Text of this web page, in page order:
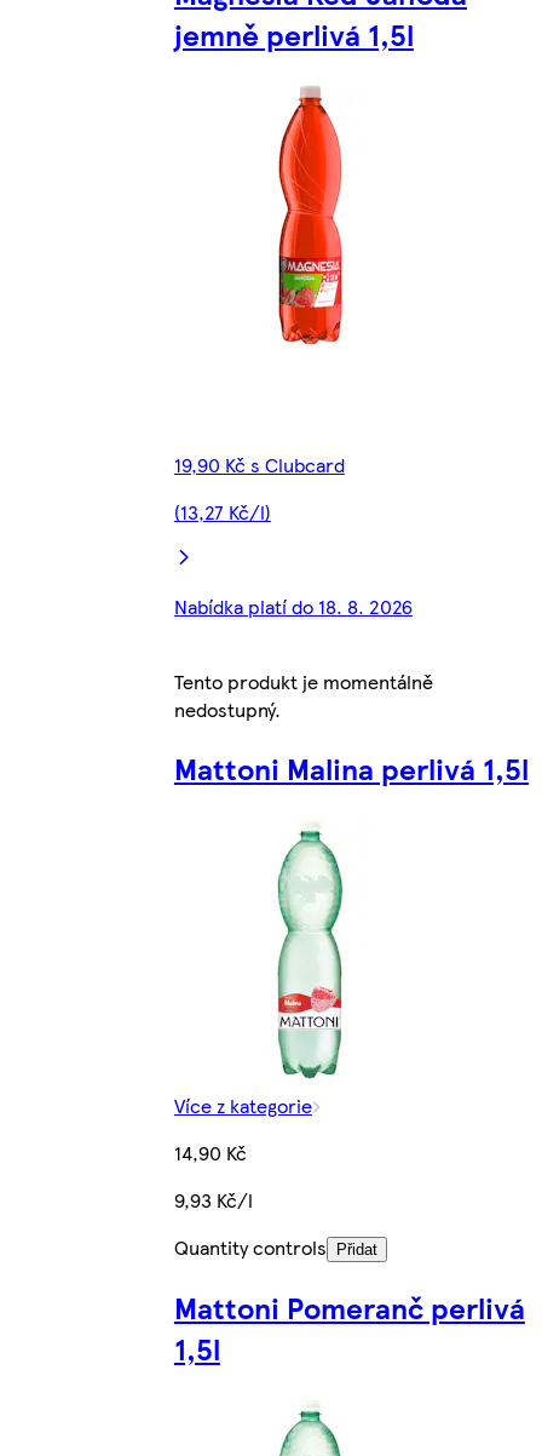
jemně perlivá 1,5l
19,90 Kč s Clubcard
(13,27 Kč/l)
Nabídka platí do 18. 8. 2026
Tento produkt je momentálně
nedostupný.
Mattoni Malina perlivá 1,5l
Více z kategorie
14,90 Kč
9,93 Kč/l
Quantity controls
Přidat
Mattoni Pomeranč perlivá
1,5l